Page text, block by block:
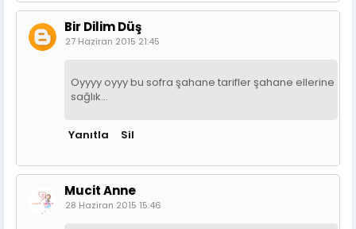
Bir Dilim Düş
27 Haziran 2015 21:45
Oyyyy oyyy bu sofra şahane tarifler şahane ellerine
sağlık...
Yanıtla Sil
Mucit Anne
28 Haziran 2015 15:46